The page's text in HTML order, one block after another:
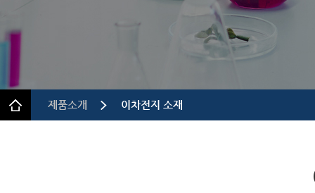
규정 및 방침
제품소개 이차전지 소재